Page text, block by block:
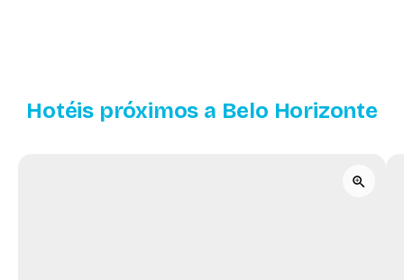
Hotéis próximos a Belo Horizonte